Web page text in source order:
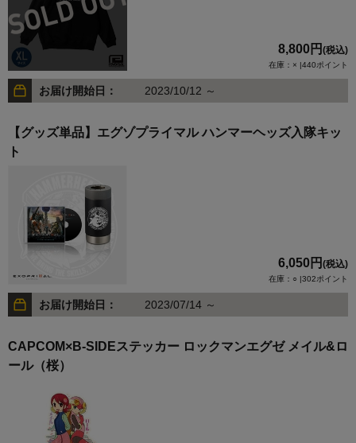
8,800円 (税込)
在庫：× |440ポイント
お届け開始日： 2023/10/12 ～
【グッズ単品】エグゾプライマル ハンマーヘッズ入隊キッ
ト
6,050円 (税込)
在庫：○ |302ポイント
お届け開始日： 2023/07/14 ～
CAPCOM×B-SIDEステッカー ロックマンエグゼ メイル&ロ
ール（桜）